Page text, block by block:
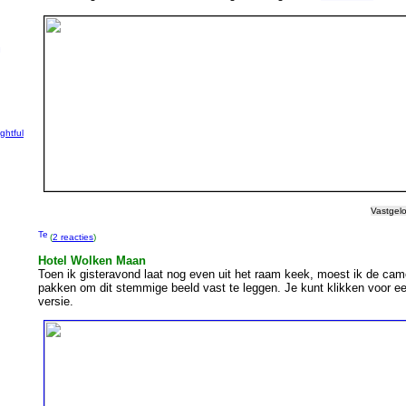
(2 reacties)
Hotel Wolken Maan
Toen ik gisteravond laat nog even uit het raam keek, moest ik de
pakken om dit stemmige beeld vast te leggen. Je kunt klikken voor
versie.